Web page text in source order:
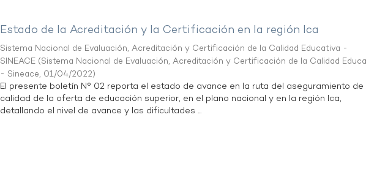
Estado de la Acreditación y la Certificación en la región Ica
Sistema Nacional de Evaluación, Acreditación y Certificación de la Calidad Educativa -
SINEACE (Sistema Nacional de Evaluación, Acreditación y Certificación de la Calidad
- Sineace, 01/04/2022)
El presente boletín N° 02 reporta el estado de avance en la ruta del aseguramiento de
calidad de la oferta de educación superior, en el plano nacional y en la región Ica,
detallando el nivel de avance y las dificultades ...